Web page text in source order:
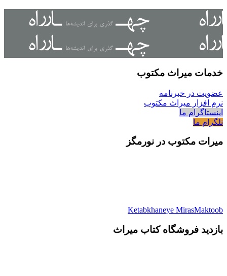
خدمات میراث مکتوب
عضویت در خبرنامه
نرم افزار میراث مکتوب
اینستاگرام ما
تلگرام ما
میرات مکتوب در نورمگز
Ketabkhaneye MirasMaktoob
بازدید فروشگاه کتاب میراث